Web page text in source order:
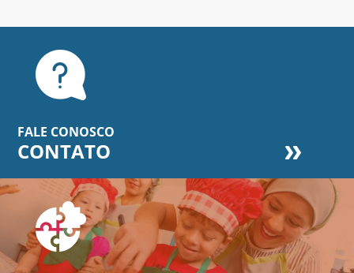
FALE CONOSCO
CONTATO